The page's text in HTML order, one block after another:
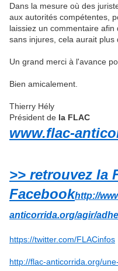
Dans la mesure où des
aux autorités compétentes,
laissiez un commentaire
sans injures, cela aurait plus
Un grand merci à l'avance
Bien amicalement.
Thierry Hély
Président de la FLAC
www.flac-
>> retrouvez la
Facebookhttp://
anticorrida.org/agir/
https://twitter.com/FLACinfos
http://flac-anticorrida.org/